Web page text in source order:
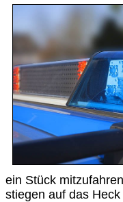
ein Stück
stiegen auf das